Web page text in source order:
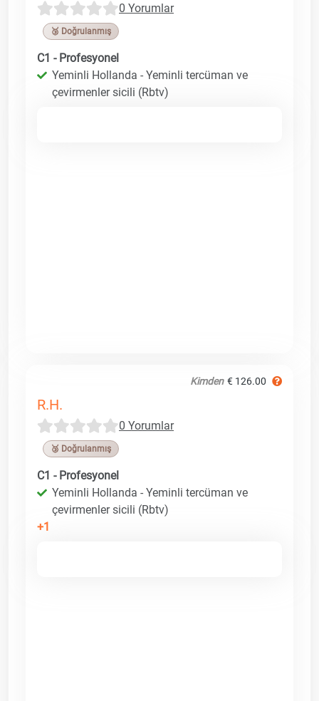
0 Yorumlar
🥉 Doğrulanmış
C1 - Profesyonel
Yeminli Hollanda - Yeminli tercüman ve
çevirmenler sicili (Rbtv)
Kimden € 126.00
R.H.
0 Yorumlar
🥉 Doğrulanmış
C1 - Profesyonel
Yeminli Hollanda - Yeminli tercüman ve
çevirmenler sicili (Rbtv)
+1